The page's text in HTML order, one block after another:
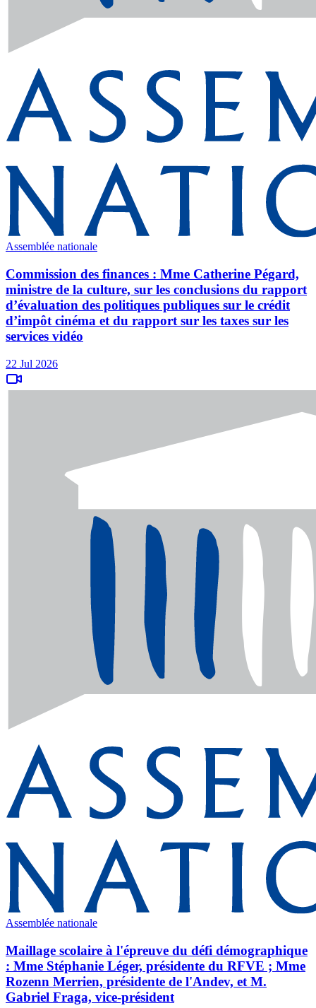
Assemblée nationale
Commission des finances : Mme Catherine Pégard,
ministre de la culture, sur les conclusions du rapport
d’évaluation des politiques publiques sur le crédit
d’impôt cinéma et du rapport sur les taxes sur les
services vidéo
22 Jul 2026
Assemblée nationale
Maillage scolaire à l'épreuve du défi démographique
: Mme Stéphanie Léger, présidente du RFVE ; Mme
Rozenn Merrien, présidente de l'Andev, et M.
Gabriel Fraga, vice-président